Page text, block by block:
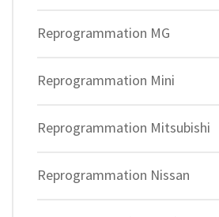
Reprogrammation MG
Reprogrammation Mini
Reprogrammation Mitsubishi
Reprogrammation Nissan